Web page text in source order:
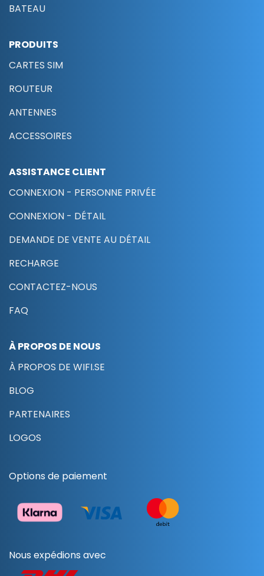
BATEAU
PRODUITS
CARTES SIM
ROUTEUR
ANTENNES
ACCESSOIRES
ASSISTANCE CLIENT
CONNEXION - PERSONNE PRIVÉE
CONNEXION - DÉTAIL
DEMANDE DE VENTE AU DÉTAIL
RECHARGE
CONTACTEZ-NOUS
FAQ
À PROPOS DE NOUS
À PROPOS DE WIFI.SE
BLOG
PARTENAIRES
LOGOS
Options de paiement
Nous expédions avec